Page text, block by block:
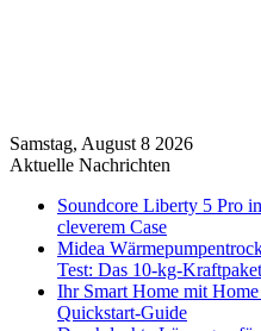
Samstag, August 8 2026
Aktuelle Nachrichten
Soundcore Liberty 5 Pro
cleverem Case
Midea
Test: Das 10-kg-
Ihr Smart Home mit
Quickstart-Guide